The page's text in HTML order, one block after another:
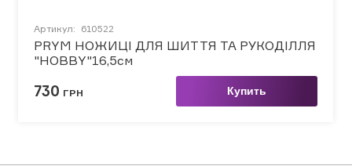
Артикул: 610522
PRYM НОЖИЦІ ДЛЯ ШИТТЯ ТА РУКОДІЛЛЯ
"HOBBY"16,5см
730 ГРН Купить